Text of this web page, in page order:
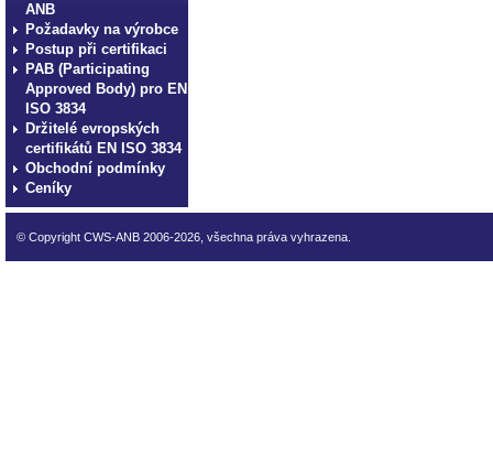
ANB
Požadavky na výrobce
Postup při certifikaci
PAB (Participating
Approved Body) pro EN
ISO 3834
Držitelé evropských
certifikátů EN ISO 3834
Obchodní podmínky
Ceníky
© Copyright CWS-ANB 2006-2026, všechna práva vyhrazena.